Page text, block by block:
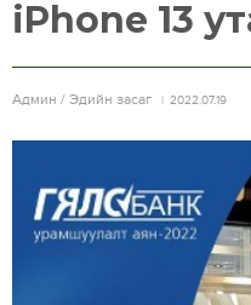
iPhone 13
Aдмин / Эдийн засаг 2022.07.19